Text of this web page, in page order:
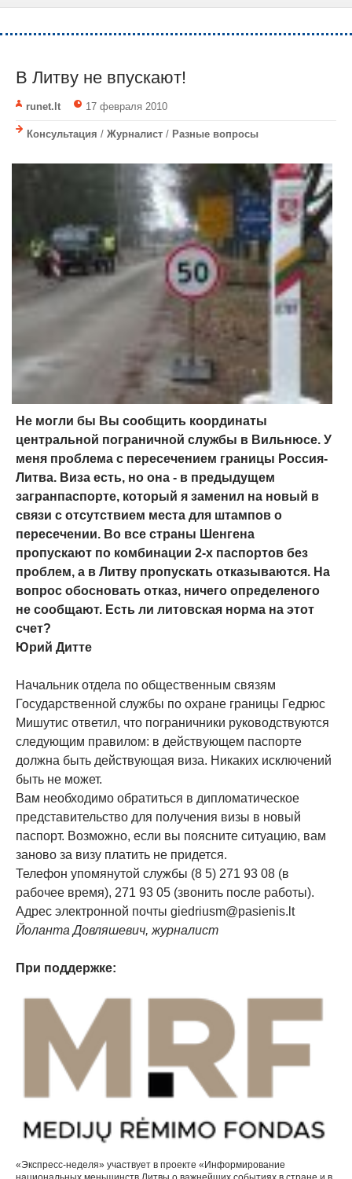
В Литву не впускают!
runet.lt 17 февраля 2010
Консультация / Журналист / Разные вопросы
Не могли бы Вы сообщить координаты
центральной пограничной службы в Вильнюсе. У
меня проблема с пересечением границы Россия-
Литва. Виза есть, но она - в предыдущем
загранпаспорте, который я заменил на новый в
связи с отсутствием места для штампов о
пересечении. Во все страны Шенгена
пропускают по комбинации 2-х паспортов без
проблем, а в Литву пропускать отказываются. На
вопрос обосновать отказ, ничего определеного
не сообщают. Есть ли литовская норма на этот
счет?
Юрий Дитте
Начальник отдела по общественным связям
Государственной службы по охране границы Гедрюс
Мишутис ответил, что пограничники руководствуются
следующим правилом: в действующем паспорте
должна быть действующая виза. Никаких исключений
быть не может.
Вам необходимо обратиться в дипломатическое
представительство для получения визы в новый
паспорт. Возможно, если вы поясните ситуацию, вам
заново за визу платить не придется.
Телефон упомянутой службы (8 5) 271 93 08 (в
рабочее время), 271 93 05 (звонить после работы).
Адрес электронной почты giedriusm@pasienis.lt
Йоланта Довляшевич, журналист
При поддержке:
«Экспресс-неделя» участвует в проекте «Информирование